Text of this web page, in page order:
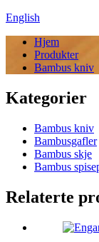
English
Hjem
Produkter
Bambus kniv
Kategorier
Bambus kniv
Bambusgafler
Bambus skje
Bambus
Relaterte